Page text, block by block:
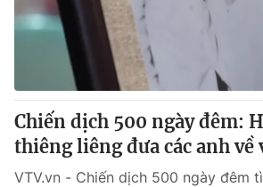
Chiến dịch 500 ngày đêm:
thiêng liêng đưa các anh về
VTV.vn - Chiến dịch 500 ngày đêm